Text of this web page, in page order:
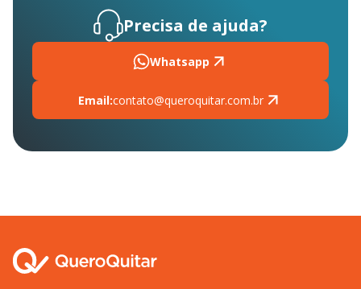
Precisa de ajuda?
Whatsapp
Email:contato@queroquitar.com.br